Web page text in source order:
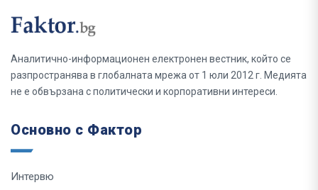
Аналитично-информационен електронен вестник, който се
разпространява в глобалната мрежа от 1 юли 2012 г. Медията
не е обвързана с политически и корпоративни интереси.
Основно с Фактор
Интервю